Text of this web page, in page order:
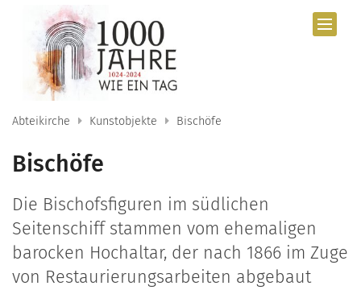
Zum Inhalt springen
Abteikirche Kunstobjekte Bischöfe
Bischöfe
Die Bischofsfiguren im südlichen
Seitenschiff stammen vom ehemaligen
barocken Hochaltar, der nach 1866 im Zuge
von Restaurierungsarbeiten abgebaut